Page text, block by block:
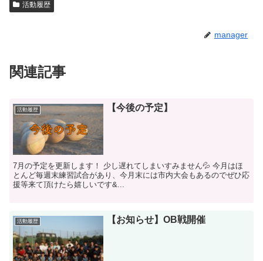
活動履歴
manager
関連記事
活動履歴 【今後の予定】
7月の予定を更新します！ 少し遅れてしまいすみません💦 今月はほ
とんど毎週末練習試合があり、今月末には市内大会もあるのでぜひ応
援等来て頂けたら嬉しいです&...
活動履歴 【お知らせ】OB戦開催